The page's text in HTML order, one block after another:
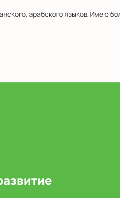
арабского языков. Имею